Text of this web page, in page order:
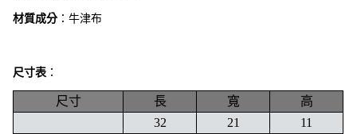
材質成分 ：牛津布
尺寸表 ：
尺寸 長 寬
高
32
21
11